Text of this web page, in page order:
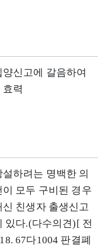
신고에 갈음하여
력
하려는 명백한 의
모두 구비된 경우
친생자 출생신고
있다.(다수의견)[ 전
67다1004 판결폐